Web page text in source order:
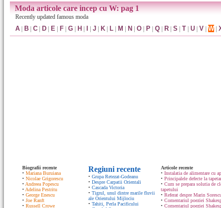
Moda articole care incep cu W: pag 1
Recently updated famous moda
A | B | C | D | E | F | G | H | | J | K | L | M | N | O | P | Q | R | S | T | U | V | W |
Biografii recente
• Mariana Buruiana
• Nicolae Grigorescu
• Andreea Popescu
• Adelina Pestritu
• George Enescu
• Joe Ranft
• Russell Crowe
Regiuni recente
• Grupa Retezat-Godeanu
• Despre Carpatii Orientali
• Cascada Victoria
• Tigrul, unul dintre marile fluvii
ale Orientului Mijlociu
• Tahiti, Perla Pacificului
Articole recente
• Instalatia de alimentare cu
• Principalele defecte la
• Cum se prepara solutia de
tapetului
• Referat despre Marin
• Comentariul poeziei
• Comentariul poeziei